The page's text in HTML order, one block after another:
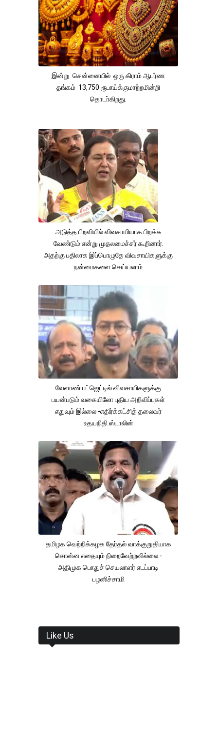
இன்று சென்னையில் ஒரு கிராம் ஆபர்ண
தங்கம் 13,750 ரூபாய்க்குமாற்றமின்றி
தொடா்கிறது.
அடுத்த பிறவியில் விவசாயியாக பிறக்க
வேண்டும் என்று முதலமைச்சர் கூறினார்.
அதற்கு பதிலாக இப்பொழுதே விவசாயிகளுக்கு
நன்மைகளை செய்யலாம்
வேளாண் பட்ஜெட்டில் விவசாயிகளுக்கு
பயன்படும் வகையிலோ புதிய அறிவிப்புகள்
எதுவும் இல்லை -எதிர்க்கட்சித் தலைவர்
உதயநிதி ஸ்டாலின்
தமிழக வெற்றிக்கழக தேர்தல் வாக்குறுதியாக
சொன்ன எதையும் நிறைவேற்றவில்லை.-
அதிமுக பொதுச் செயலாளர் எடப்பாடி
பழனிச்சாமி
Like Us